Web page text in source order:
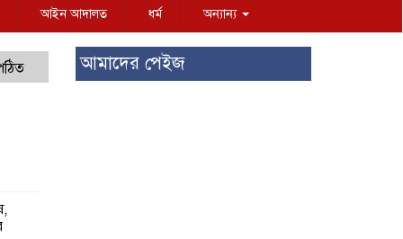
আইন আদালত ধর্ম অন্যান্য
আমাদের পেইজ